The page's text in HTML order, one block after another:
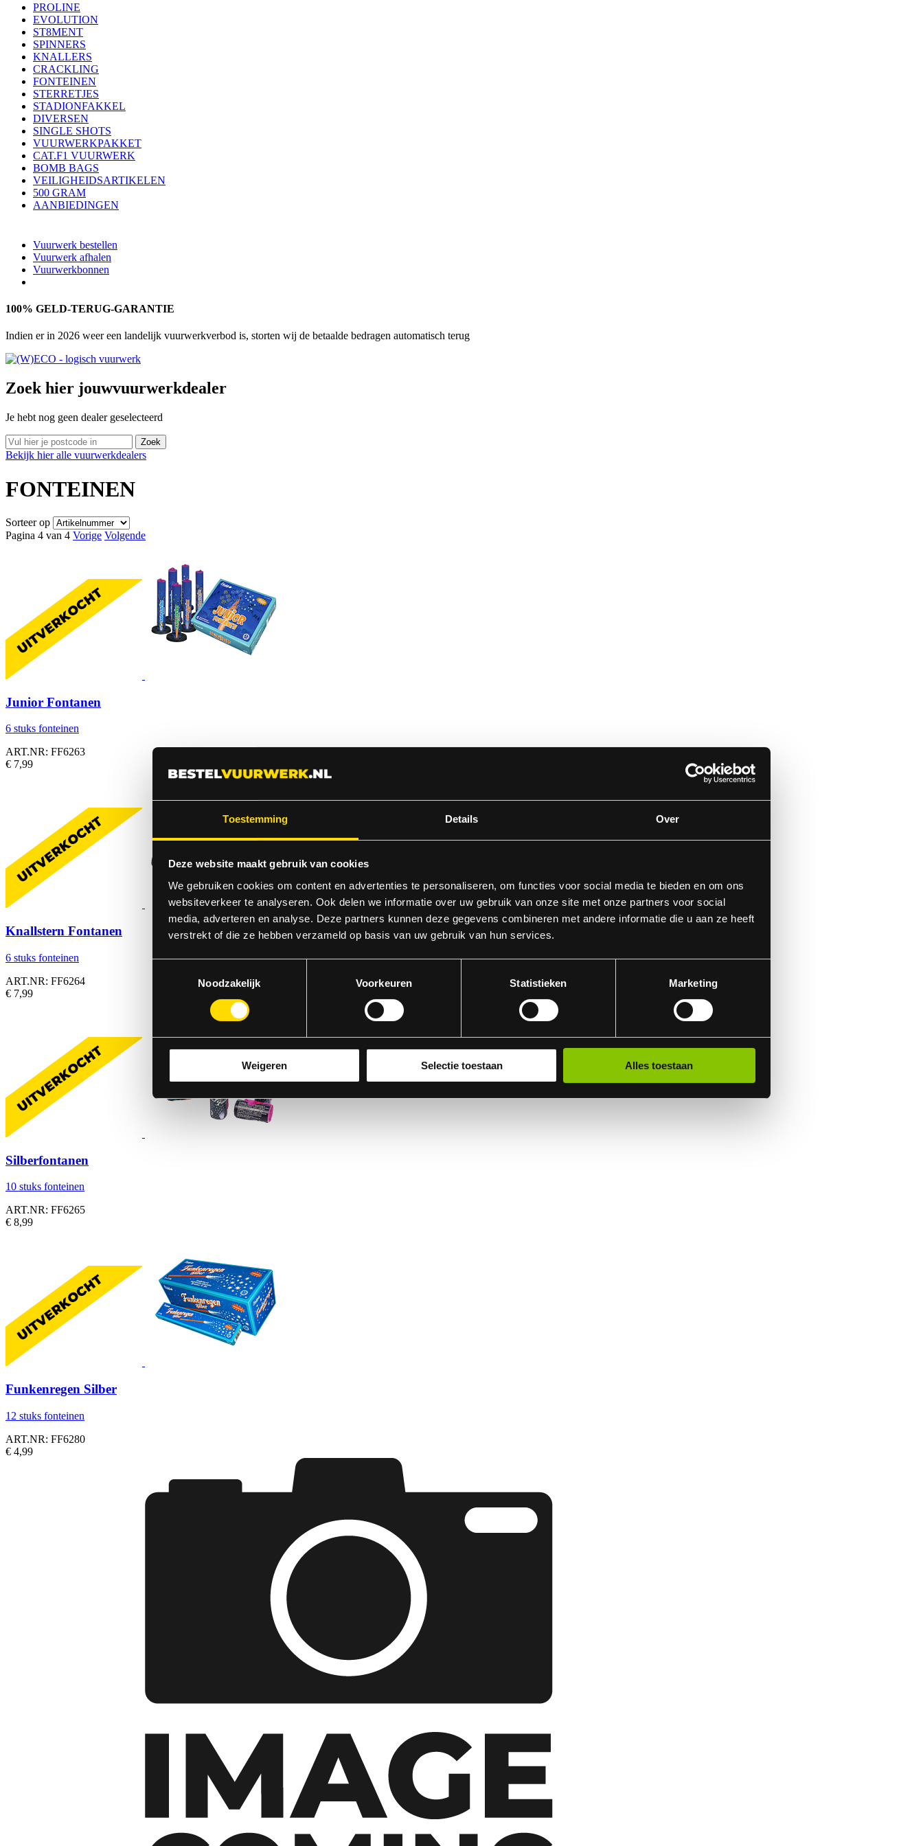
Toestemming Details Over
Deze website maakt gebruik van cookies
We gebruiken cookies om content en advertenties te personaliseren, om functies voor social media te bieden en om ons
websiteverkeer te analyseren. Ook delen we informatie over uw gebruik van onze site met onze partners voor social
media, adverteren en analyse. Deze partners kunnen deze gegevens combineren met andere informatie die u aan ze heeft
verstrekt of die ze hebben verzameld op basis van uw gebruik van hun services.
Noodzakelijk
Voorkeuren Statistieken Marketing
Weigeren Selectie toestaan Alles toestaan
PROLINE
EVOLUTION
ST8MENT
SPINNERS
KNALLERS
CRACKLING
FONTEINEN
STERRETJES
STADIONFAKKEL
DIVERSEN
SINGLE SHOTS
VUURWERKPAKKET
CAT.F1 VUURWERK
BOMB BAGS
VEILIGHEIDSARTIKELEN
500 GRAM
AANBIEDINGEN
Vuurwerk bestellen
Vuurwerk afhalen
Vuurwerkbonnen
100% GELD-TERUG-GARANTIE
Indien er in 2026 weer een landelijk vuurwerkverbod is, storten wij de betaalde bedragen automatisch terug
Zoek hier jouwvuurwerkdealer
Je hebt nog geen dealer geselecteerd
Bekijk hieralle vuurwerkdealers
FONTEINEN
Sorteer op
Pagina 4 van 4 Vorige Volgende
Junior Fontanen
6 stuks fonteinen
ART.NR: FF6263
€ 7,99
Knallstern Fontanen
6 stuks fonteinen
ART.NR: FF6264
€ 7,99
Silberfontanen
10 stuks fonteinen
ART.NR: FF6265
€ 8,99
Funkenregen Silber
12 stuks fonteinen
ART.NR: FF6280
€ 4,99